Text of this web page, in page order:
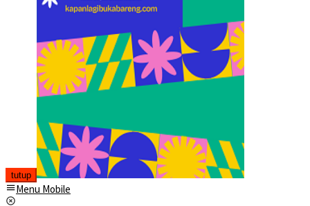
tutup
Menu Mobile